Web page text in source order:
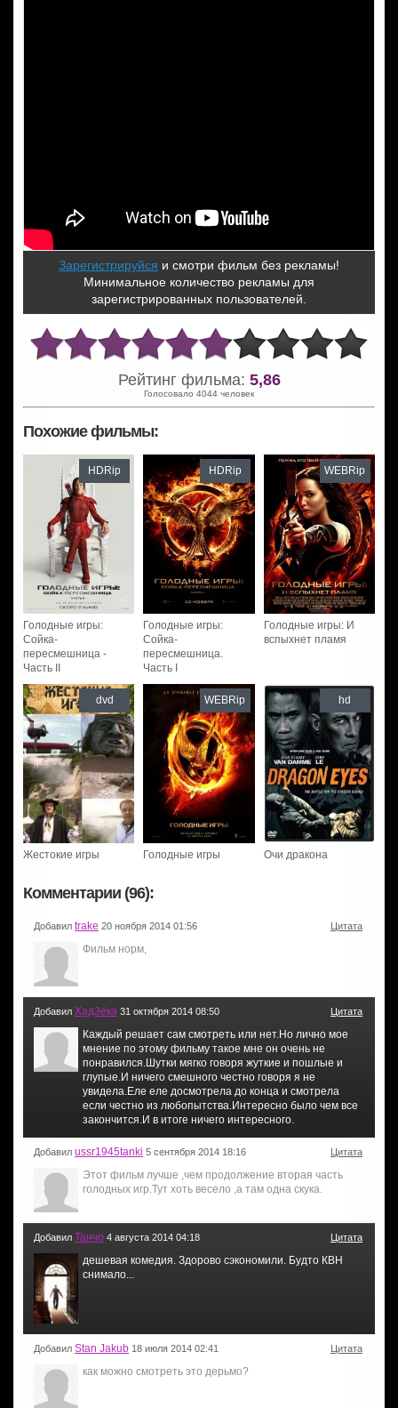
Зарегистрируйся и смотри фильм без рекламы!
Минимальное количество рекламы для
зарегистрированных пользователей.
Рейтинг фильма: 5,86
Голосовало 4044 человек
Похожие фильмы:
Голодные игры:
Сойка-
пересмешница -
Часть II
HDRip
Голодные игры:
Сойка-
пересмешница.
Часть I
HDRip
Голодные игры: И
вспыхнет пламя
WEBRip
Жестокие игры
dvd
Голодные игры
WEBRip
Очи дракона
hd
Комментарии (96):
Добавил trake 20 ноября 2014 01:56 Цитата
Фильм норм,
Добавил Хад3ёка 31 октября 2014 08:50 Цитата
Каждый решает сам смотреть или нет.Но лично мое
мнение по этому фильму такое мне он очень не
понравился.Шутки мягко говоря жуткие и пошлые и
глупые.И ничего смешного честно говоря я не
увидела.Еле еле досмотрела до конца и смотрела
если честно из любопытства.Интересно было чем все
закончится.И в итоге ничего интересного.
Добавил ussr1945tanki 5 сентября 2014 18:16 Цитата
Этот фильм лучше ,чем продолжение вторая часть
голодных игр.Тут хоть весело ,а там одна скука.
Добавил Танчо 4 августа 2014 04:18 Цитата
дешевая комедия. Здорово сэкономили. Будто КВН
снимало...
Добавил Stan Jakub 18 июля 2014 02:41 Цитата
как можно смотреть это дерьмо?